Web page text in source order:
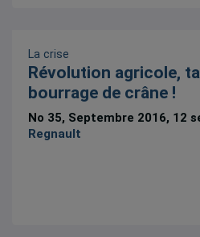
La crise
Révolution agricole,
bourrage de crâne !
No 35, Septembre 2016, 12
Regnault